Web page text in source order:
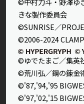
きな製作委員会
©SUNRISE／
©2006-2024
©ゆでたまご／集英
©荒川弘／鋼の錬金
©'87,'94,'95
©'97,'02,'15